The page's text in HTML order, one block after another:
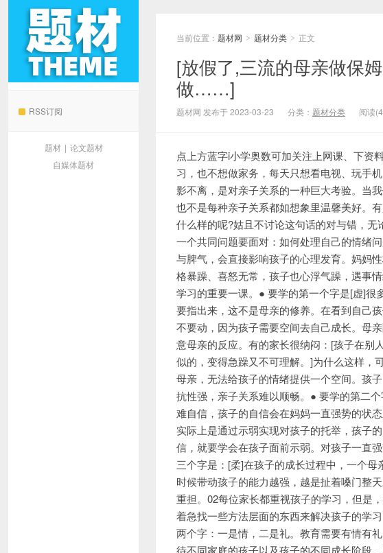
RSS订阅
题材 | 论文题材
自媒体题材
当前位置： 题材网 > 题材分类 > 正文
[放假了,三流的母亲做保
做……]
题材网 发布于 2023-03-23 分类： 题材分类 阅读
点上方蓝字i小学奥数可加关注上网课、下资
习，也不想做家务，每天只想看电视、玩手
影不离，是对亲子关系的一种巨大考验。当
也不是每种亲子关系都如想象里温馨美好。
什么样的呢?姑且不讨论这句话的对与错，
一个共同问题要面对：如何处理自己的情绪
与脾气，会直接影响孩子的心理发育。妈妈
格暴躁、喜怒无常，孩子也心浮气躁，遇事
学习的重要一课。● 要学的第一个字是[虚]
要指出来，这不是母亲的修养。在看到自己
不要动，因为孩子需要空间去自己成长。母
意母亲的反应。有的家长很纳闷：[孩子在别
似的，变得急躁又不可理解。]为什么这样，
母亲，无法给孩子的情绪提供一个空间。孩
抗性强，亲子关系难以顺畅。● 要学的第二
难自信，孩子的自信会在妈妈一直强势的状
实际上是通过示弱实现对孩子的托举，孩子
信，就要学会在孩子面前示弱。对孩子一直
三个字是：[柔]在孩子的成长过程中，一个
时候带动孩子的能力越强，越是扯着嗓门整
重担。02每位家长都重视孩子的学习，但是
着急找一些方法层面的东西来解决孩子的学
两个字：一是情，二是礼。教育需要有情有
待不同家庭的孩子以及孩子的不同成长阶段